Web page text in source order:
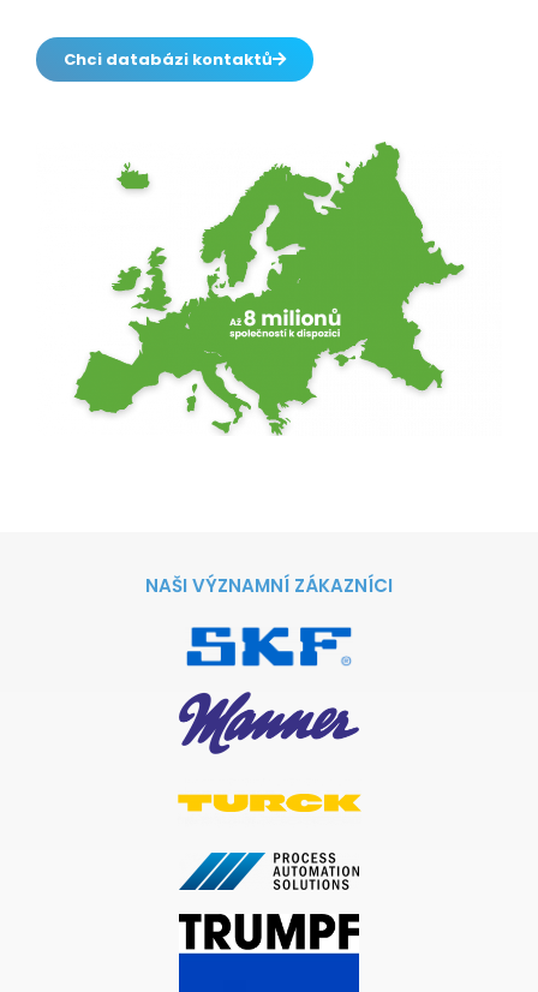
Chci databázi kontaktů
NAŠI VÝZNAMNÍ ZÁKAZNÍCI